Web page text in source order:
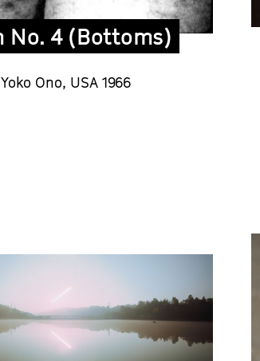
No. 4 (Bottoms)
Yoko Ono, USA 1966